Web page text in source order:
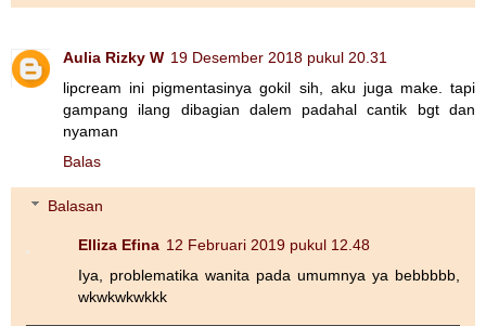
Aulia Rizky W 19 Desember 2018 pukul 20.31
lipcream ini pigmentasinya gokil sih, aku juga make. tapi
gampang ilang dibagian dalem padahal cantik bgt dan
nyaman
Balas
Balasan
Elliza Efina 12 Februari 2019 pukul 12.48
Iya, problematika wanita pada umumnya ya bebbbbb,
wkwkwkwkkk